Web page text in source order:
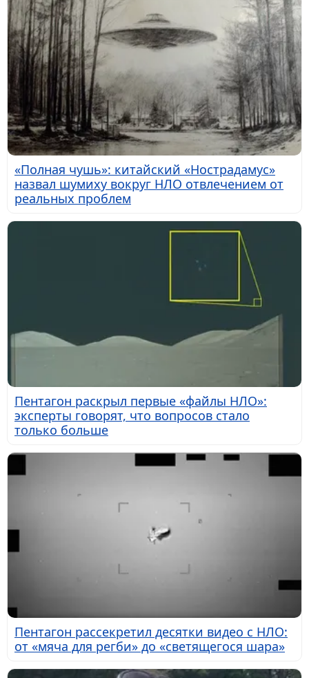
«Полная чушь»: китайский «Нострадамус»
назвал шумиху вокруг НЛО отвлечением от
реальных проблем
Пентагон раскрыл первые «файлы НЛО»:
эксперты говорят, что вопросов стало
только больше
Пентагон рассекретил десятки видео с НЛО:
от «мяча для регби» до «светящегося шара»